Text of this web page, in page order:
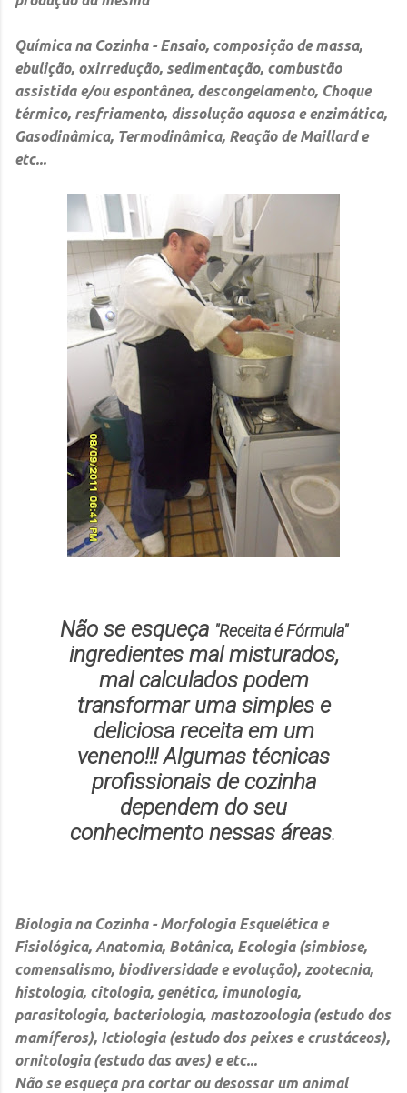
Química na Cozinha - Ensaio, composição de massa,
ebulição, oxirredução, sedimentação, combustão
assistida e/ou espontânea, descongelamento, Choque
térmico, resfriamento, dissolução aquosa e enzimática,
Gasodinâmica, Termodinâmica, Reação de Maillard e
etc...
Não se esqueça "Receita é Fórmula"
ingredientes mal misturados,
mal calculados podem
transformar uma simples e
deliciosa receita em um
veneno!!! Algumas técnicas
profissionais de cozinha
dependem do seu
conhecimento nessas áreas.
Biologia na Cozinha - Morfologia Esquelética e
Fisiológica, Anatomia, Botânica, Ecologia (simbiose,
comensalismo, biodiversidade e evolução), zootecnia,
histologia, citologia, genética, imunologia,
parasitologia, bacteriologia, mastozoologia (estudo dos
mamíferos), Ictiologia (estudo dos peixes e crustáceos),
ornitologia (estudo das aves) e etc...
Não se esqueça pra cortar ou desossar um animal